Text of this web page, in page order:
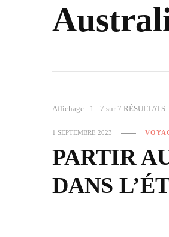
Affichage : 1 - 7 sur 7 RÉSULTATS
1 SEPTEMBRE 2023
PARTIR
DANS